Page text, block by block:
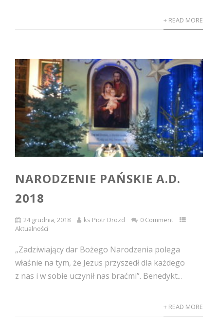
+ READ MORE
NARODZENIE PAŃSKIE A.D.
2018
24 grudnia, 2018 ks Piotr Drozd
0 Comment
Aktualności
„Zadziwiający dar Bożego Narodzenia polega
właśnie na tym, że Jezus przyszedł dla każdego
z nas i w sobie uczynił nas braćmi”. Benedykt...
+ READ MORE